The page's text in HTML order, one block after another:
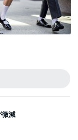
微減